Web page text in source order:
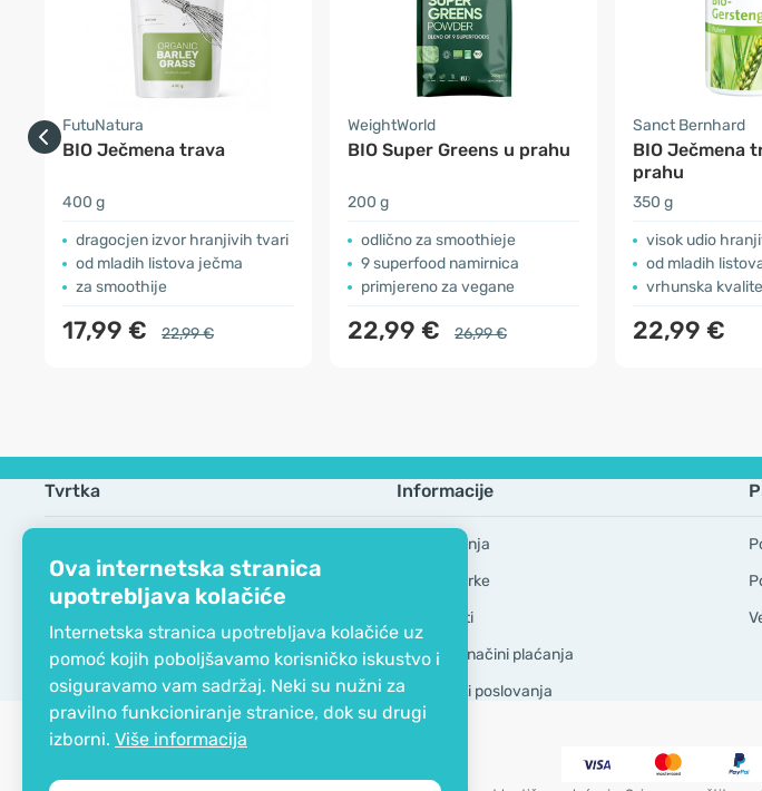
Ova internetska stranica
upotrebljava kolačiće
Internetska stranica upotrebljava kolačiće uz
pomoć kojih poboljšavamo korisničko iskustvo i
osiguravamo vam sadržaj. Neki su nužni za
pravilno funkcioniranje stranice, dok su drugi
izborni. Više informacija
FutuNatura
BIO Ječmena trava
400 g
dragocjen izvor hranjivih tvari
od mladih listova ječma
za smoothije
17,99 € 22,99 €
WeightWorld
BIO Super Greens u prahu
200 g
odlično za smoothieje
9 superfood namirnica
primjereno za vegane
22,99 € 26,99 €
Sanct Bernhard
BIO Ječmena
prahu
350 g
visok udio
od mladih
vrhunska
22,99 €
Tvrtka
Kontaktirajte nas
Informacije
Česta pitanja
Robne marke
GDPR Alati
Dostava i načini plaćanja
Opći uvjeti poslovanja